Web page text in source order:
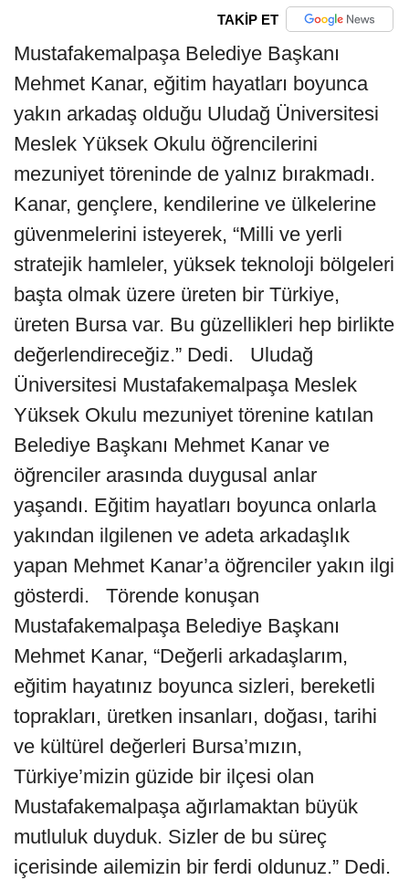
TAKİP ET
Mustafakemalpaşa Belediye Başkanı
Mehmet Kanar, eğitim hayatları boyunca
yakın arkadaş olduğu Uludağ Üniversitesi
Meslek Yüksek Okulu öğrencilerini
mezuniyet töreninde de yalnız bırakmadı.
Kanar, gençlere, kendilerine ve ülkelerine
güvenmelerini isteyerek, “Milli ve yerli
stratejik hamleler, yüksek teknoloji bölgeleri
başta olmak üzere üreten bir Türkiye,
üreten Bursa var. Bu güzellikleri hep birlikte
değerlendireceğiz.” Dedi. Uludağ
Üniversitesi Mustafakemalpaşa Meslek
Yüksek Okulu mezuniyet törenine katılan
Belediye Başkanı Mehmet Kanar ve
öğrenciler arasında duygusal anlar
yaşandı. Eğitim hayatları boyunca onlarla
yakından ilgilenen ve adeta arkadaşlık
yapan Mehmet Kanar’a öğrenciler yakın ilgi
gösterdi. Törende konuşan
Mustafakemalpaşa Belediye Başkanı
Mehmet Kanar, “Değerli arkadaşlarım,
eğitim hayatınız boyunca sizleri, bereketli
toprakları, üretken insanları, doğası, tarihi
ve kültürel değerleri Bursa’mızın,
Türkiye’mizin güzide bir ilçesi olan
Mustafakemalpaşa ağırlamaktan büyük
mutluluk duyduk. Sizler de bu süreç
içerisinde ailemizin bir ferdi oldunuz.” Dedi.